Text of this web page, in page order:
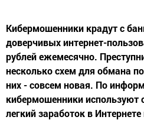
Кибермошенники крадут с
доверчивых интернет-
рублей ежемесячно.
несколько схем для обмана
них - совсем новая. По
кибермошенники
легкий заработок в